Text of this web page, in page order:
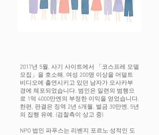
2017년 5월, 사기 사이트에서 「코스프레 모델
모집」을 호소해, 여성 200명 이상을 어덜트
비디오에 출연시키고 있던 남자가 오사카부
경에 체포되었습니다. 범인은 일련의 범행으
로 1억 4000만엔의 부정한 이익을 얻었습니다.
한편, 판결은 징역 2년 6개월, 벌금 30만엔, 5년
의 집행 유예. (검찰측이 상고 중)
NPO 법인 파푸스는 리벤지 포르노·성적인 도